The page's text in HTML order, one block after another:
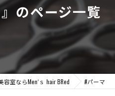
のページ一覧
室ならMen‘ｓ hair BRed #パーマ